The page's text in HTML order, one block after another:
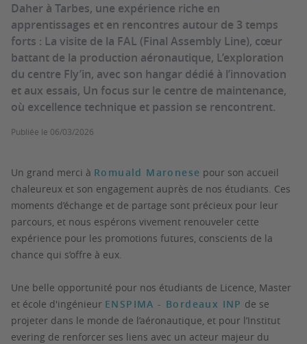
Daher à Tarbes, une expérience riche en
apprentissages et en rencontres autour de 3 temps
forts : La visite de la FAL (Final Assembly Line), cœur
battant de la production aéronautique, L’exploration
du centre Fly’in, avec son hangar dédié à l’innovation
et aux essais, Un focus sur le centre de maintenance,
où excellence technique et passion se rencontrent.
Publiée le 06/03/2026
Un grand merci à Romuald Maronese pour son accueil
chaleureux et son engagement auprès de nos étudiants. Ces
moments d’échange et de partage sont précieux pour leur
parcours, et nous espérons vivement renouveler cette
expérience pour les promotions futures, conscients de la
chance qui s’offre à eux.
Une belle opportunité pour nos étudiants de Licence, Master
et école d'ingénieur ENSPIMA - Bordeaux INP de se
projeter dans le monde de l’aéronautique, et pour l’Institut
evering de renforcer ses liens avec un acteur majeur du